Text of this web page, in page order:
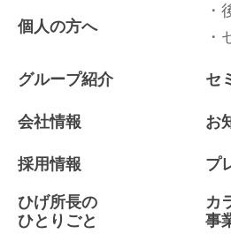
個人の方へ
グループ紹介
会社情報
採用情報
セ
お
プ
ひげ所長の
ひとりごと
カ
事